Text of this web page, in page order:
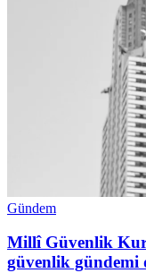
Gündem
Millî Güvenlik
güvenlik gündemi